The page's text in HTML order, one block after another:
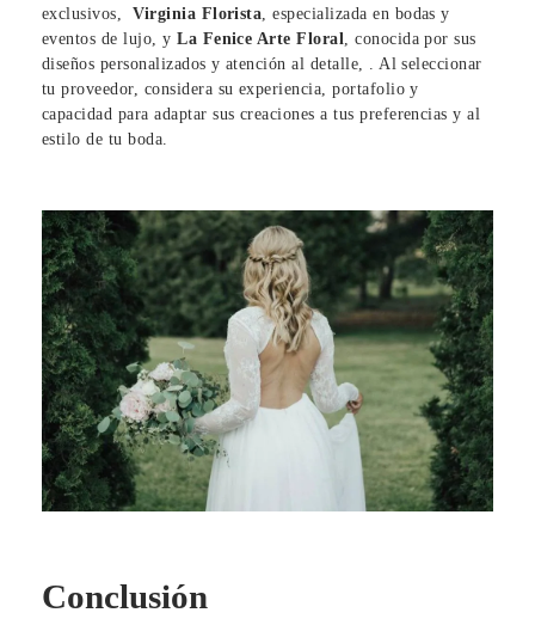
exclusivos,Virginia Florista, especializada en bodas y
eventos de lujo, yLa Fenice Arte Floral, conocida por sus
diseños personalizados y atención al detalle, . Al seleccionar
tu proveedor, considera su experiencia, portafolio y
capacidad para adaptar sus creaciones a tus preferencias y al
estilo de tu boda.
Conclusión